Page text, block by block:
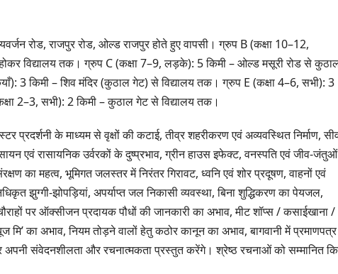
रोड, राजपुर रोड, ओल्ड राजपुर होते हुए वापसी। ग्रुप B (कक्षा 10–12,
विद्यालय तक। ग्रुप C (कक्षा 7–9, लड़के): 5 किमी – ओल्ड मसूरी रोड से
3 किमी – शिव मंदिर (कुठाल गेट) से विद्यालय तक। ग्रुप E (कक्षा 4–6, सभी): 3
2–3, सभी): 2 किमी – कुठाल गेट से विद्यालय तक।
प्रदर्शनी के माध्यम से वृक्षों की कटाई, तीव्र शहरीकरण एवं अव्यवस्थित निर्माण,
एवं रासायनिक उर्वरकों के दुष्प्रभाव, ग्रीन हाउस इफेक्ट, वनस्पति एवं जीव-
का महत्व, भूमिगत जलस्तर में निरंतर गिरावट, ध्वनि एवं शोर प्रदूषण, वाहनों एवं
झुग्गी-झोपड़ियां, अपर्याप्त जल निकासी व्यवस्था, बिना शुद्धिकरण का पेयजल,
पर ऑक्सीजन प्रदायक पौधों की जानकारी का अभाव, मीट शॉप्स / कसाईखाना /
का अभाव, नियम तोड़ने वालों हेतु कठोर कानून का अभाव, बागवानी में
अपनी संवेदनशीलता और रचनात्मकता प्रस्तुत करेंगे। श्रेष्ठ रचनाओं को सम्मानित
दिल्ली-देहरादून कॉरिडोर
से जुड़ी 12 किमी
ग्रीनफील्ड बाईपास का
डीएम ने किया निरीक्षण…
AUGUST 6, 2026
एसआईआर
डीएम ने किया
बोले—कोई
AUGUST 6,